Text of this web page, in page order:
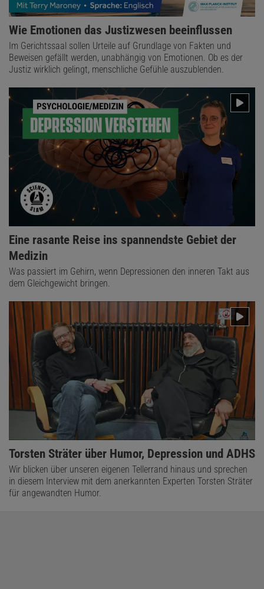
Wie Emotionen das Justizwesen beeinflussen
Im Gerichtssaal sollen Urteile auf Grundlage von Fakten und
Beweisen gefällt werden, unabhängig von Emotionen. Ob es der
Justiz wirklich gelingt, menschliche Gefühle auszublenden.
Eine rasante Reise ins spannendste Gebiet der
Medizin
Was passiert im Gehirn, wenn Depressionen den inneren Takt aus
dem Gleichgewicht bringen.
Torsten Sträter über Humor, Depression und ADHS
Wir blicken über unseren eigenen Tellerrand hinaus und sprechen
in diesem Interview mit dem anerkannten Experten Torsten Sträter
für angewandten Humor.